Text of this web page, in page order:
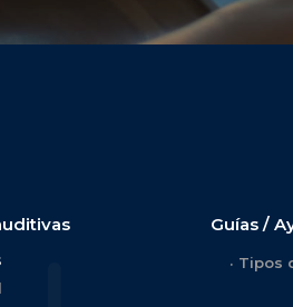
Guías /
Tipos